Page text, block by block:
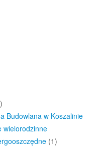
Budowlana w Koszalinie
wielorodzinne
(1)